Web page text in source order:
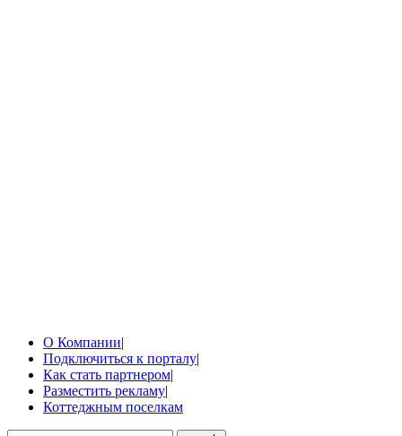
О Компании|
Подключиться к порталу|
Как стать партнером|
Разместить рекламу|
Коттеджным поселкам